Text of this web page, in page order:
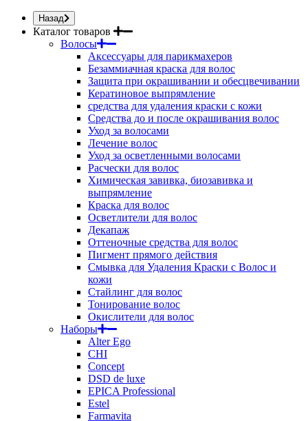
Назад
Каталог товаров
Волосы
Аксессуары для парикмахеров
Безаммиачная краска для волос
Защита при окрашивании и обесцвечивании
Кератиновое выпрямление
средства для удаления краски с кожи
Средства до и после окрашивания волос
Уход за волосами
Лечение волос
Уход за осветленными волосами
Расчески для волос
Химическая завивка, биозавивка и
выпрямление
Краска для волос
Осветлители для волос
Декапаж
Оттеночные средства для волос
Пигмент прямого действия
Смывка для Удаления Краски с Волос и
кожи
Стайлинг для волос
Тонирование волос
Окислители для волос
Наборы
Alter Ego
CHI
Concept
DSD de luxe
EPICA Professional
Estel
Farmavita